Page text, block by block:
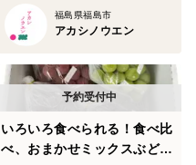
福島県福島市
アカシノウエン
いろいろ食べられる！食べ比
べ、おまかせミックスぶどう